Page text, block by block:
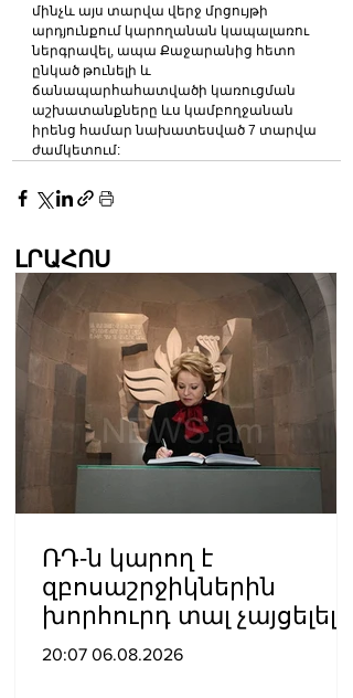
մինչև այս տարվա վերջ մրցույթի
արդյունքում կարողանան կապալառու
ներգրավել, ապա Քաջարանից հետո
ընկած թունելի և
ճանապարհահատվածի կառուցման
աշխատանքները ևս կամբողջանան
իրենց համար նախատեսված 7 տարվա
ժամկետում:
ԼՐԱՀՈՍ
ՌԴ-ն կարող է
զբոսաշրջիկներին
խորհուրդ տալ չայցելել
Հայաստան՝
20:07 06.08.2026